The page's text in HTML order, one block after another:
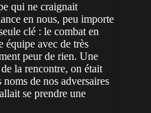
qui ne craignait
en nous, peu importe
clé : le combat en
équipe avec de très
peur de rien. Une
la rencontre, on était
de nos adversaires
se prendre une